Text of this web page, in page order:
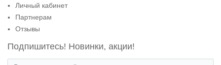
Личный кабинет
Партнерам
Отзывы
Подпишитесь! Новинки, акции!